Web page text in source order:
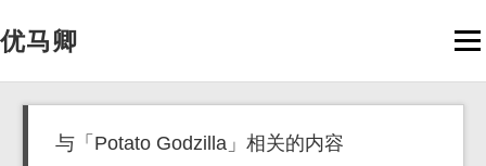
优马卿
与「Potato Godzilla」相关的内容